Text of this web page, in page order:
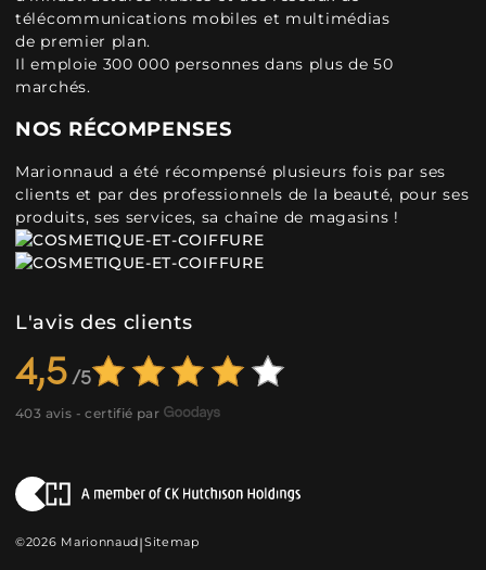
télécommunications mobiles et multimédias
de premier plan.
Il emploie 300 000 personnes dans plus de 50
marchés.
NOS RÉCOMPENSES
Marionnaud a été récompensé plusieurs fois par ses
clients et par des professionnels de la beauté, pour ses
produits, ses services, sa chaîne de magasins !
L'avis des clients
4,5
403 avis - certifié par
©2026 Marionnaud|Sitemap